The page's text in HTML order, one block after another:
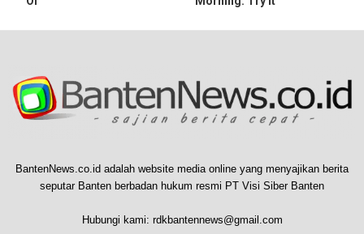
BantenNews.co.id adalah website media online yang menyajikan berita
seputar Banten berbadan hukum resmi PT Visi Siber Banten
Hubungi kami: rdkbantennews@gmail.com